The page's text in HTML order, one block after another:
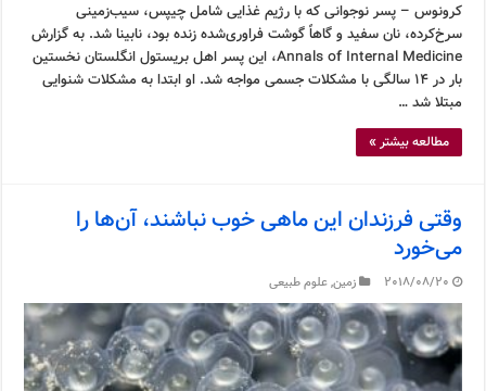
کرونوس – پسر نوجوانی که با رژیم غذایی شامل چیپس، سیب‌زمینی
سرخ‌کرده، نان سفید و گاهاً گوشت فراوری‌شده زنده بود، نابینا شد. به گزارش
Annals of Internal Medicine، این پسر اهل بریستول انگلستان نخستین
بار در ۱۴ سالگی با مشکلات جسمی مواجه شد. او ابتدا به مشکلات شنوایی
مبتلا شد …
مطالعه بیشتر »
وقتی فرزندان این ماهی خوب نباشند، آن‌ها را
می‌خورد
2018/08/20 زمین,علوم طبیعی